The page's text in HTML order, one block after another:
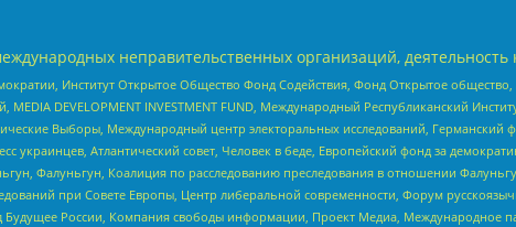
неправительственных организаций,
Институт Открытое Общество Фонд Содействия, Фонд Открытое
DEVELOPMENT INVESTMENT FUND, Международный Республиканский
Выборы, Международный центр электоральных исследований,
украинцев, Атлантический совет, Человек в беде, Европейский фонд за
Фалуньгун, Коалиция по расследованию преследования в отношении
при Совете Европы, Центр либеральной современности, Форум
России, Компания свободы информации, Проект Медиа, Международное